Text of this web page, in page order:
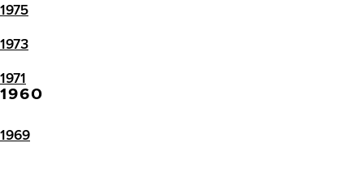
1975
1973
1971
1960
1969